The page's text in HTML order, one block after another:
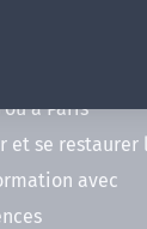
ou à Paris
et se restaurer
avec